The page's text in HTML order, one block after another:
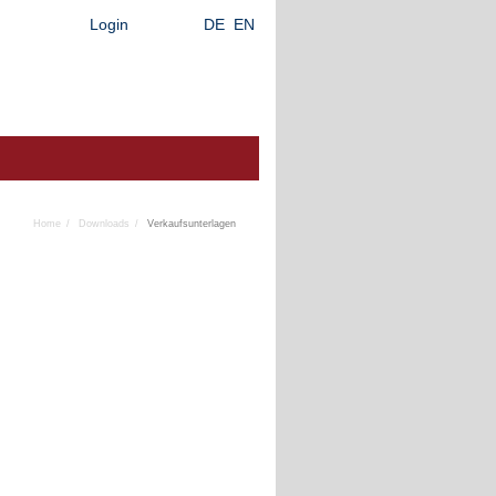
DE EN
Login
Home Downloads Verkaufsunterlagen